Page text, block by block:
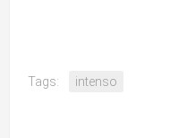
Tags: intenso